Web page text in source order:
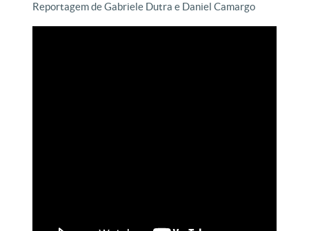
Reportagem de Gabriele Dutra e Daniel Camargo